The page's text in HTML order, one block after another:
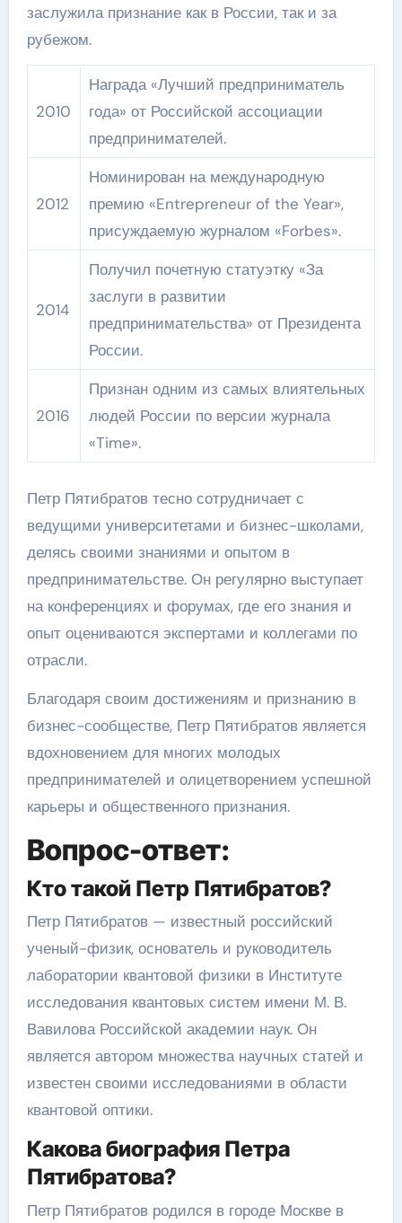
заслужила признание как в России, так и за
рубежом.
2010
Награда «Лучший предприниматель
года» от Российской ассоциации
предпринимателей.
2012
Номинирован на международную
премию «Entrepreneur of the Year»,
присуждаемую журналом «Forbes».
2014
Получил почетную статуэтку «За
заслуги в развитии
предпринимательства» от Президента
России.
2016
Признан одним из самых влиятельных
людей России по версии журнала
«Time».
Петр Пятибратов тесно сотрудничает с
ведущими университетами и бизнес-школами,
делясь своими знаниями и опытом в
предпринимательстве. Он регулярно выступает
на конференциях и форумах, где его знания и
опыт оцениваются экспертами и коллегами по
отрасли.
Благодаря своим достижениям и признанию в
бизнес-сообществе, Петр Пятибратов является
вдохновением для многих молодых
предпринимателей и олицетворением успешной
карьеры и общественного признания.
Вопрос-ответ:
Кто такой Петр Пятибратов?
Петр Пятибратов — известный российский
ученый-физик, основатель и руководитель
лаборатории квантовой физики в Институте
исследования квантовых систем имени М. В.
Вавилова Российской академии наук. Он
является автором множества научных статей и
известен своими исследованиями в области
квантовой оптики.
Какова биография Петра
Пятибратова?
Петр Пятибратов родился в городе Москве в